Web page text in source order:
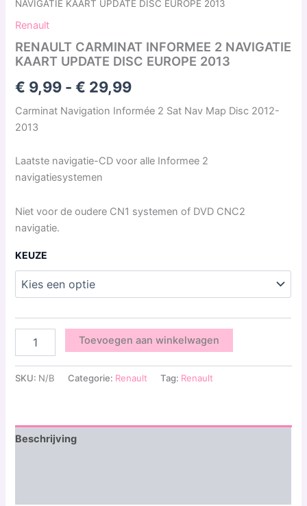
NAVIGATIE KAART UPDATE DISC EUROPE 2013
Renault
RENAULT CARMINAT INFORMEE 2 NAVIGATIE
KAART UPDATE DISC EUROPE 2013
€ 9,99 - € 29,99
Carminat Navigation Informée 2 Sat Nav Map Disc 2012-
2013
Laatste navigatie-CD voor alle Informee 2
navigatiesystemen
Niet voor de oudere CN1 systemen of DVD CNC2
navigatie.
KEUZE
Toevoegen aan winkelwagen
SKU: N/B Categorie: Renault Tag: Renault
Beschrijving